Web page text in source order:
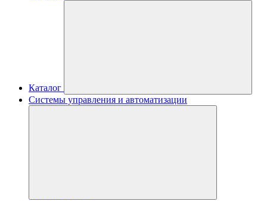
Каталог
Системы управления и автоматизации